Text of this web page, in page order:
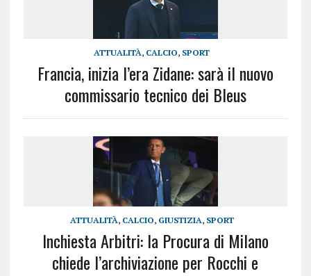
ATTUALITÀ, CALCIO, SPORT
Francia, inizia l’era Zidane: sarà il nuovo
commissario tecnico dei Bleus
ATTUALITÀ, CALCIO, GIUSTIZIA, SPORT
Inchiesta Arbitri: la Procura di Milano
chiede l’archiviazione per Rocchi e